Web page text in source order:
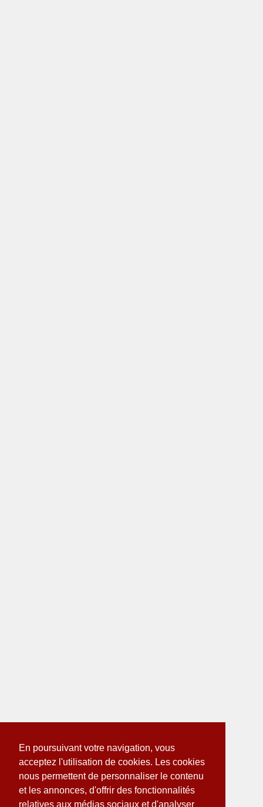
En poursuivant votre navigation, vous
acceptez l'utilisation de cookies. Les cookies
nous permettent de personnaliser le contenu
et les annonces, d'offrir des fonctionnalités
relatives aux médias sociaux et d'analyser